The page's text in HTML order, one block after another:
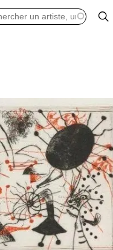
ARCHIVES DES